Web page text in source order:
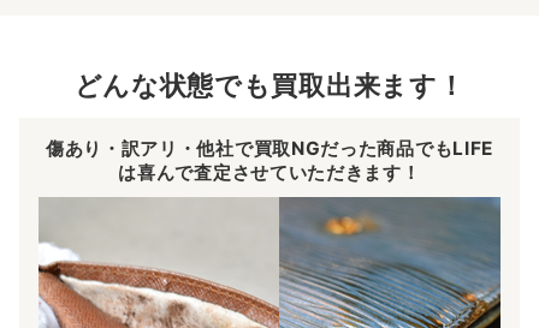
どんな状態でも買取出来ます！
傷あり・訳アリ・他社で買取NGだった商品でもLIFE
は喜んで査定させていただきます！